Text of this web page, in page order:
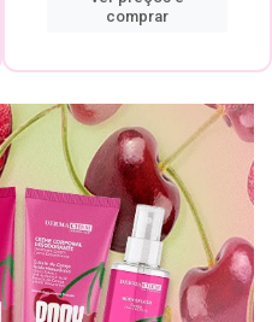
comprar